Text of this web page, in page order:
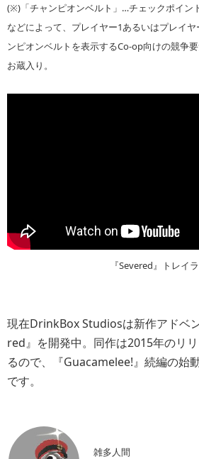
(※)「チャンピオンベルト」…チェックポイン
などによって、プレイヤー1あるいはプレイ
ンピオンベルトを表示するCo-op向けの競争
お蔵入り。
『Severed』トレイ
現在DrinkBox Studiosは新作アドベ
red』を開発中。同作は2015年のリ
るので、『Guacamelee!』続編の始
です。
雑多人間